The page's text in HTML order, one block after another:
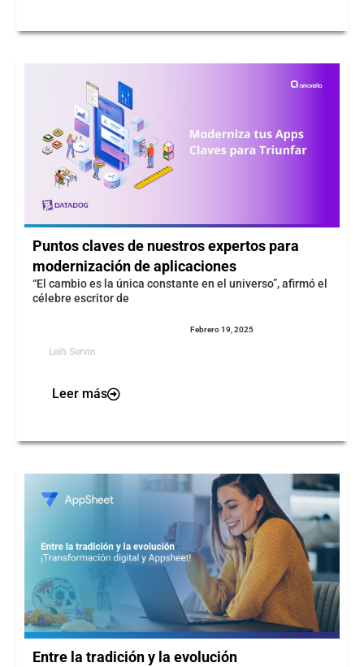
Puntos claves de nuestros expertos para
modernización de aplicaciones
“El cambio es la única constante en el universo”, afirmó el
célebre escritor de
Leih Servin
Febrero 19, 2025
Leer más
Entre la tradición y la evolución